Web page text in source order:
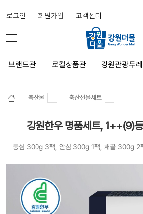
로그인 회원가입 고객센터
브랜드관 로컬상품관 강원관광두
축산물 축산선물세트
강원한우 명품세트, 1++(9)
등심 300g 3팩, 안심 300g 1팩, 채끝 300g 2